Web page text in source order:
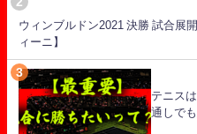
ウィンブルドン2021 決勝 試合展
ィーニ】
テニス
通しで